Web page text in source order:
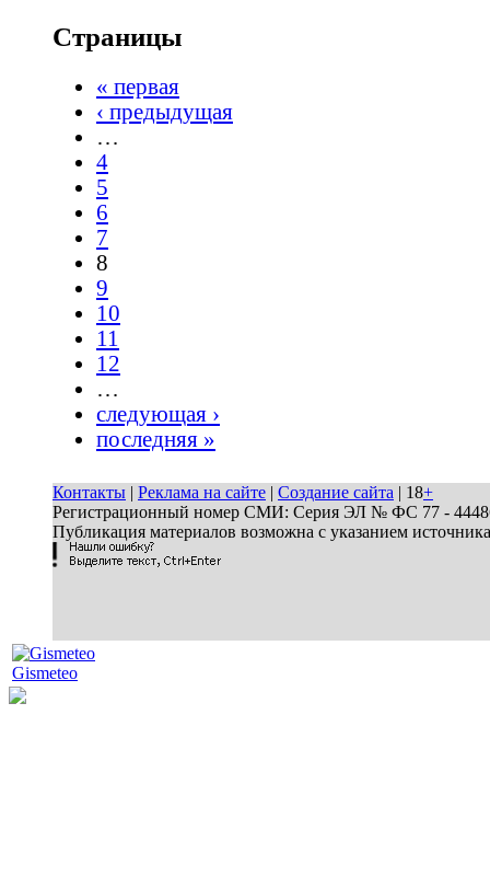
Страницы
« первая
‹ предыдущая
…
4
5
6
7
8
9
10
11
12
…
следующая ›
последняя »
Контакты | Реклама на сайте | Создание сайта | 18+
Регистрационный номер СМИ: Серия ЭЛ № ФС 77 - 44486
Публикация материалов возможна с указанием
Gismeteo